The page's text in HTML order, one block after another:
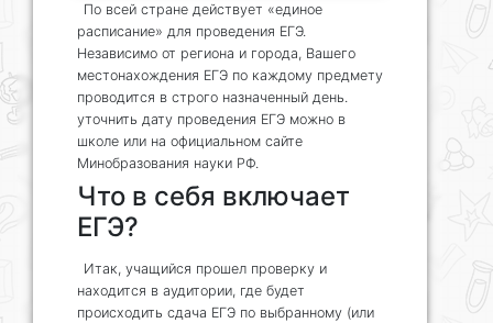
По всей стране действует «единое
расписание» для проведения ЕГЭ.
Независимо от региона и города, Вашего
местонахождения ЕГЭ по каждому предмету
проводится в строго назначенный день.
уточнить дату проведения ЕГЭ можно в
школе или на официальном сайте
Минобразования науки РФ.
Что в себя включает
ЕГЭ?
Итак, учащийся прошел проверку и
находится в аудитории, где будет
происходить сдача ЕГЭ по выбранному (или